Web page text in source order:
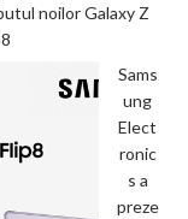
noilor Galaxy Z
Sams
ung
Elect
ronic
s a
preze